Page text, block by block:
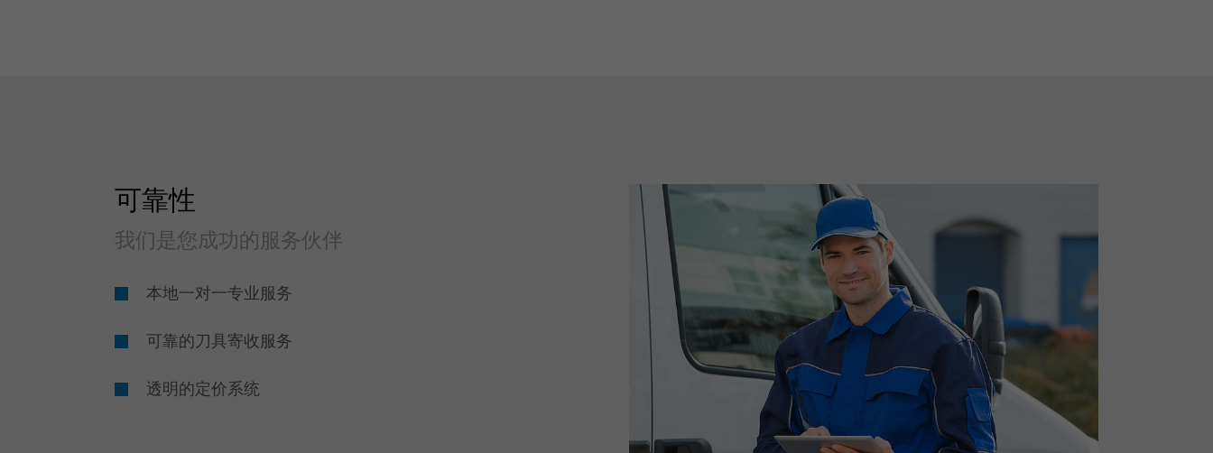
可靠性
我们是您成功的服务伙伴
本地一对一专业服务
可靠的刀具寄收服务
透明的定价系统